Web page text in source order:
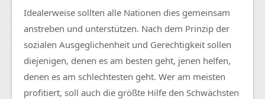
Idealerweise sollten alle Nationen dies gemeinsam
anstreben und unterstützen. Nach dem Prinzip der
sozialen Ausgeglichenheit und Gerechtigkeit sollen
diejenigen, denen es am besten geht, jenen helfen,
denen es am schlechtesten geht. Wer am meisten
profitiert, soll auch die größte Hilfe den Schwächsten